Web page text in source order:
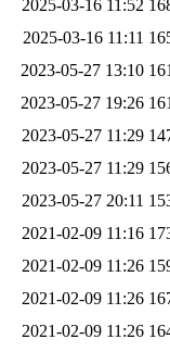
2025-03-16 11:52
2025-03-16 11:11
2023-05-27 13:10
2023-05-27 19:26
2023-05-27 11:29
2023-05-27 11:29
2023-05-27 20:11
2021-02-09 11:16
2021-02-09 11:26
2021-02-09 11:26
2021-02-09 11:26